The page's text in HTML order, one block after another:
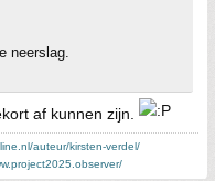
neerslag.
af kunnen zijn.
auteur/kirsten-verdel/